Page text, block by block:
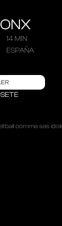
14 MIN
ESPAÑA
comme ses